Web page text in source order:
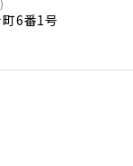
6番1号